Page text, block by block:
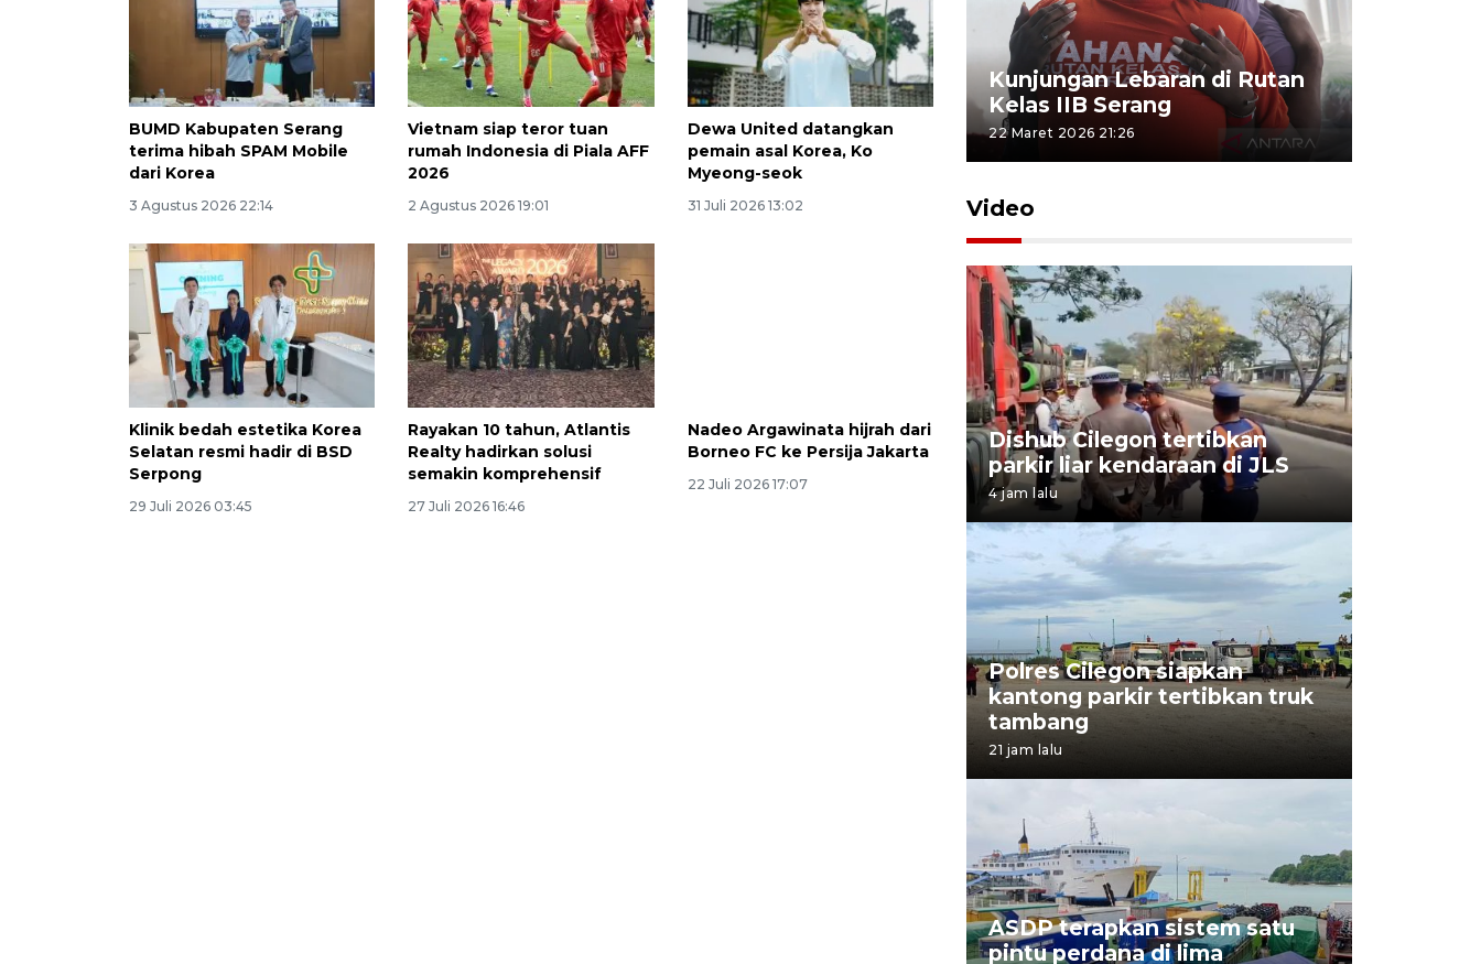
BUMD Kabupaten Serang
terima hibah SPAM Mobile
dari Korea
3 Agustus 2026 22:14
Vietnam siap teror tuan
rumah Indonesia di Piala AFF
2026
2 Agustus 2026 19:01
Dewa United datangkan
pemain asal Korea, Ko
Myeong-seok
31 Juli 2026 13:02
Klinik bedah estetika Korea
Selatan resmi hadir di BSD
Serpong
29 Juli 2026 03:45
Rayakan 10 tahun, Atlantis
Realty hadirkan solusi
semakin komprehensif
27 Juli 2026 16:46
Nadeo Argawinata hijrah dari
Borneo FC ke Persija Jakarta
22 Juli 2026 17:07
Kunjungan Lebaran di Rutan
Kelas IIB Serang
22 Maret 2026 21:26
Video
Dishub Cilegon tertibkan
parkir liar kendaraan di JLS
4 jam lalu
Polres Cilegon siapkan
kantong parkir tertibkan truk
tambang
21 jam lalu
ASDP terapkan sistem satu
pintu perdana di lima